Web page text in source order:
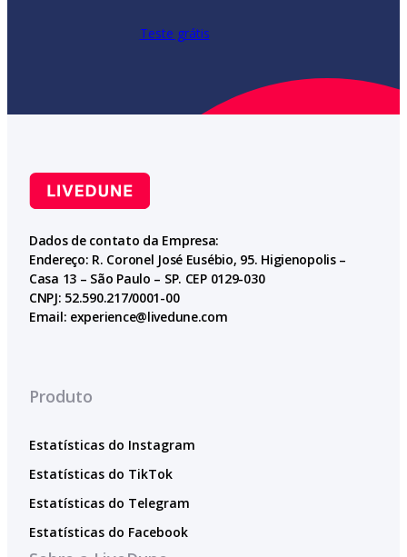
Teste grátis
Dados de contato da Empresa:
Endereço: R. Coronel José Eusébio, 95. Higienopolis –
Casa 13 – São Paulo – SP. CEP 0129-030
CNPJ: 52.590.217/0001-00
Email: experience@livedune.com
Produto
Estatísticas do Instagram
Estatísticas do TikTok
Estatísticas do Telegram
Estatísticas do Facebook